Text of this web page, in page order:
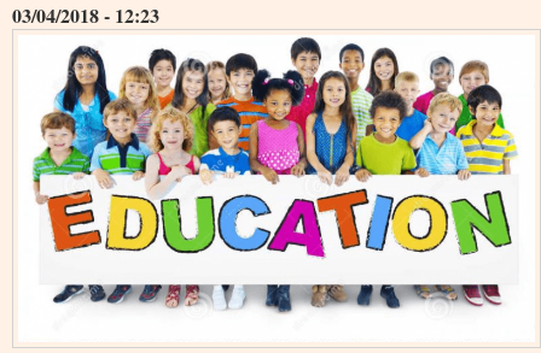
03/04/2018 - 12:23